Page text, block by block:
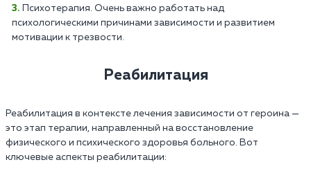
Психотерапия. Очень важно работать над
психологическими причинами зависимости и развитием
мотивации к трезвости.
Реабилитация
Реабилитация в контексте лечения зависимости от героина —
это этап терапии, направленный на восстановление
физического и психического здоровья больного. Вот
ключевые аспекты реабилитации: